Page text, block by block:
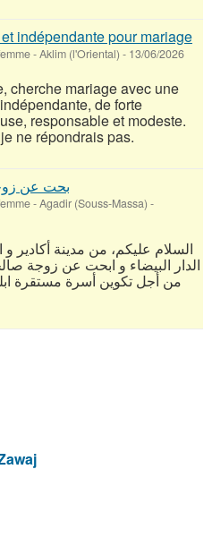
indépendante pour mariage
-Aklim (l'Oriental) - 13/06/2026
cherche mariage avec une
de forte
responsable et modeste.
ne répondrais pas.
بحت عن
-Agadir (Souss-Massa) -
السلام عليكم، من مدينة أكادير
الدار البيضاء و ابحت عن زوجة